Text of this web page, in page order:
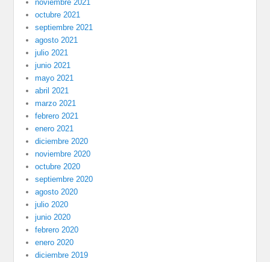
noviembre 2021
octubre 2021
septiembre 2021
agosto 2021
julio 2021
junio 2021
mayo 2021
abril 2021
marzo 2021
febrero 2021
enero 2021
diciembre 2020
noviembre 2020
octubre 2020
septiembre 2020
agosto 2020
julio 2020
junio 2020
febrero 2020
enero 2020
diciembre 2019